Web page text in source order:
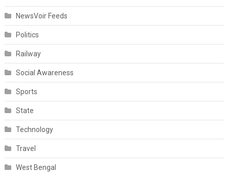
NewsVoir Feeds
Politics
Railway
Social Awareness
Sports
State
Technology
Travel
West Bengal